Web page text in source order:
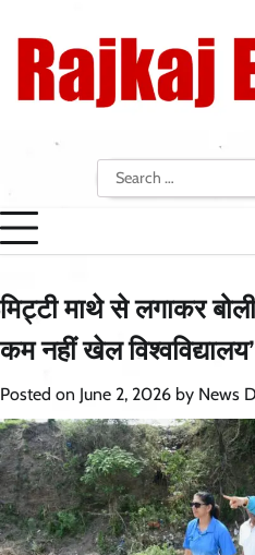
content
Search
for:
मिट्टी माथे से लगाकर
कम नहीं खेल
Posted on June 2, 2026 by News